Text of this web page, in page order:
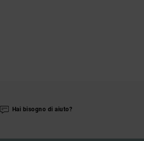
Hai bisogno di aiuto?